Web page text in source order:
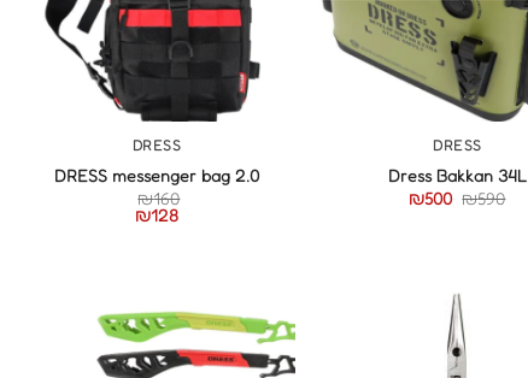
DRESS
Dress Bakkan 34L
₪590
המחיר
₪500
המחיר
DRESS
DRESS messenger bag 2.0
₪160
₪128